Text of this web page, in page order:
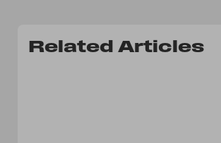
Related Articles